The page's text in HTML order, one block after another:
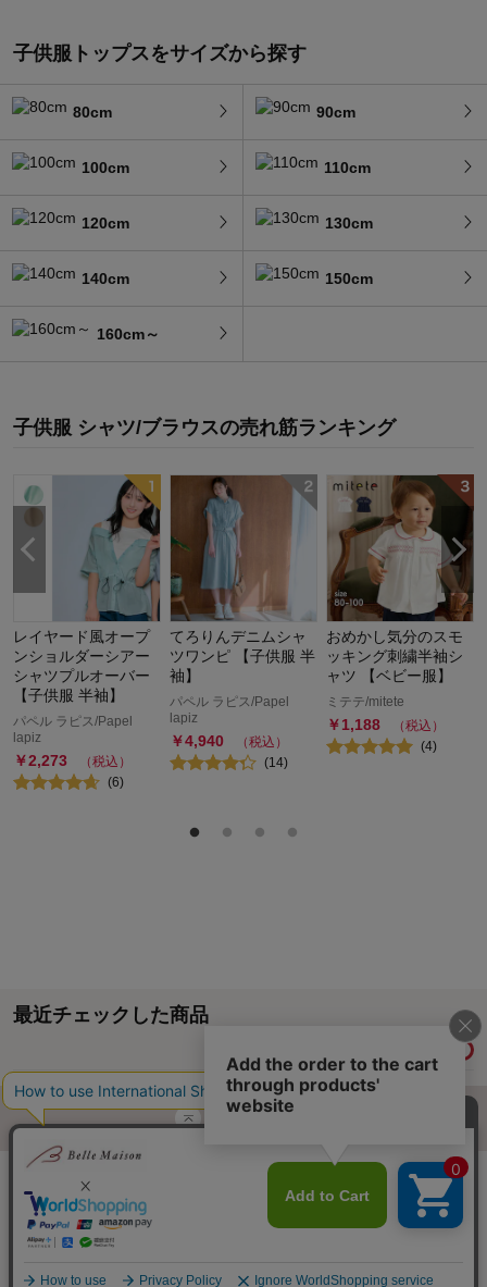
子供服トップスをサイズから探す
80cm 90cm
100cm 110cm
120cm 130cm
140cm 150cm
160cm～
子供服 シャツ/ブラウスの売れ筋ランキング
レイヤード風オープ
ンショルダーシアー
シャツプルオーバー
【子供服 半袖】
パペル ラピス/Papel
lapiz
￥2,273
（税込）
(6)
てろりんデニムシャ
ツワンピ 【子供服 半
袖】
パペル ラピス/Papel
lapiz
￥4,940
（税込）
(14)
おめかし気分のスモ
ッキング刺繍半袖シ
ャツ 【ベビー服】
ミテテ/mitete
￥1,188
（税込）
(4)
最近チェックした商品
ご利用ガイド・お知らせ
サイトマップ ベルメゾンネットTOPへ